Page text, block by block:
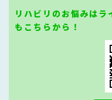
リハビリのお悩みは
もこちらから！